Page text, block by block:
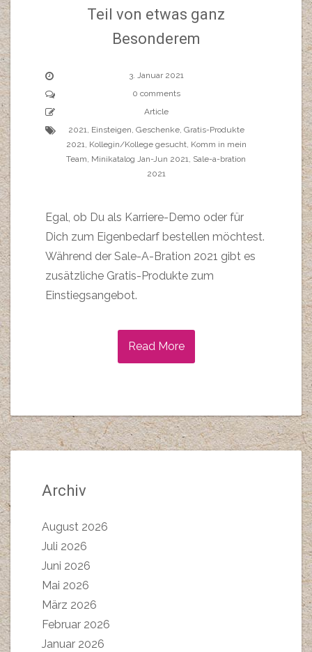
Teil von etwas ganz
Besonderem
3. Januar 2021
0 comments
Article
2021, Einsteigen, Geschenke, Gratis-Produkte
2021, Kollegin/Kollege gesucht, Komm in mein
Team, Minikatalog Jan-Jun 2021, Sale-a-bration
2021
Egal, ob Du als Karriere-Demo oder für
Dich zum Eigenbedarf bestellen möchtest.
Während der Sale-A-Bration 2021 gibt es
zusätzliche Gratis-Produkte zum
Einstiegsangebot.
Read More
Archiv
August 2026
Juli 2026
Juni 2026
Mai 2026
März 2026
Februar 2026
Januar 2026